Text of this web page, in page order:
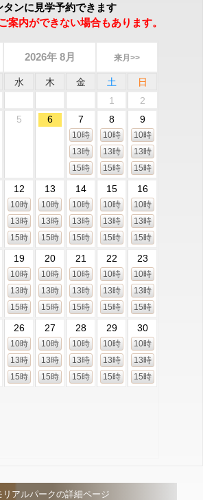
タンに見学予約できます
案内ができない場合もあります。
2026年 8月 来月>>
水 木 金 土
日
1
2
5 6 7
10時
13時
15時
8
10時
13時
15時
9
10時
13時
15時
12
10時
13時
15時
13
10時
13時
15時
14
10時
13時
15時
15
10時
13時
15時
16
10時
13時
15時
19
10時
13時
15時
20
10時
13時
15時
21
10時
13時
15時
22
10時
13時
15時
23
10時
13時
15時
26
10時
13時
15時
27
10時
13時
15時
28
10時
13時
15時
29
10時
13時
15時
30
10時
13時
15時
アルパークの詳細ページ